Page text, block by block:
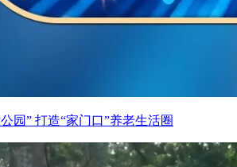
园” 打造“家门口”养老生活圈